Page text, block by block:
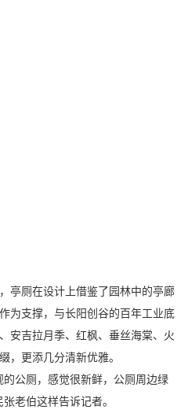
亭厕在设计上借鉴了园林中的亭廊
为支撑，与长阳创谷的百年工业底
安吉拉月季、红枫、垂丝海棠、火
，更添几分清新优雅。
公厕，感觉很新鲜，公厕周边绿
老伯这样告诉记者。